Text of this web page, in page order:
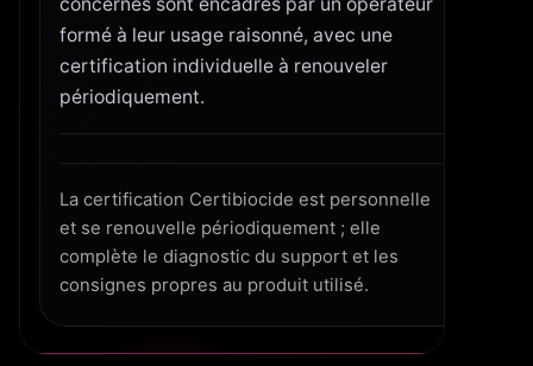
concernés sont encadrés par un opérateur
formé à leur usage raisonné, avec une
certification individuelle à renouveler
périodiquement.
La certification Certibiocide est personnelle
et se renouvelle périodiquement ; elle
complète le diagnostic du support et les
consignes propres au produit utilisé.